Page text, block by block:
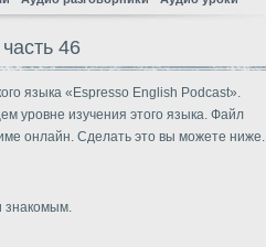
46
языка «Espresso English Podcast».
уровне изучения этого языка. Файл
онлайн. Сделать это вы можете ниже.
знакомым.